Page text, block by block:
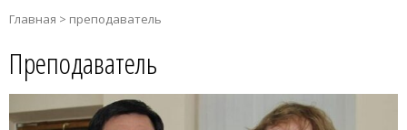
Главная > преподаватель
Преподаватель